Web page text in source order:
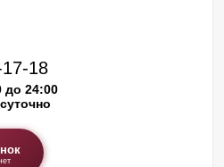
18
до 24:00